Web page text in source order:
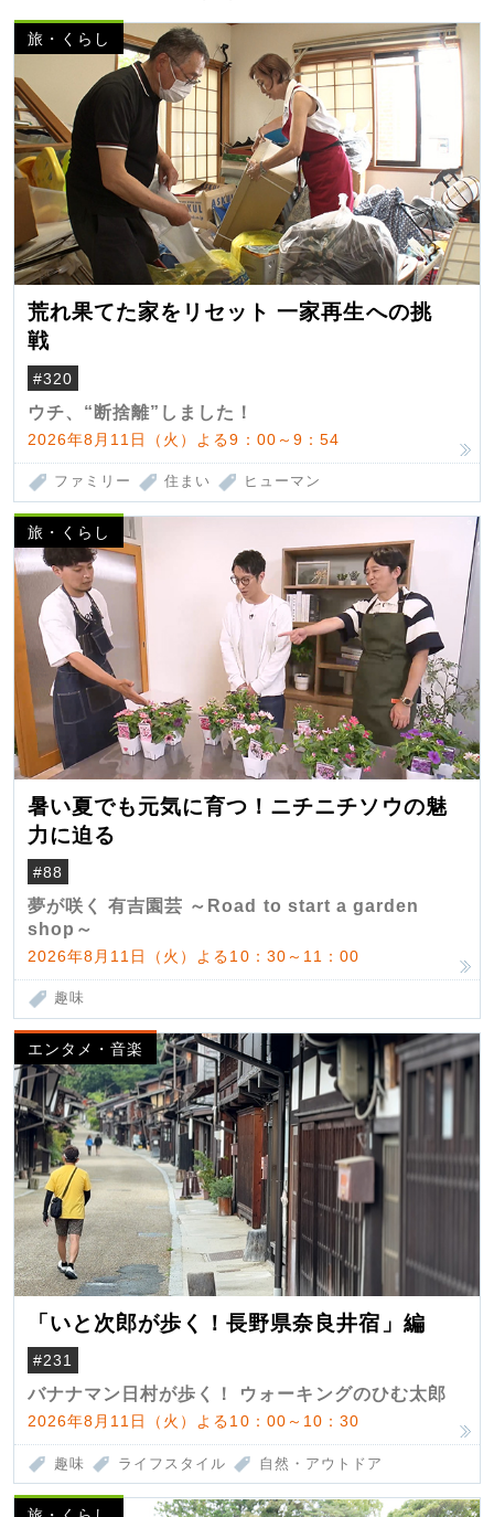
旅・くらし
荒れ果てた家をリセット 一家再生への挑
戦
#320
ウチ、“断捨離”しました！
2026年8月11日（火）よる9：00～9：54
ファミリー 住まい ヒューマン
旅・くらし
暑い夏でも元気に育つ！ニチニチソウの魅
力に迫る
#88
夢が咲く 有吉園芸 ～Road to start a garden
shop～
2026年8月11日（火）よる10：30～11：00
趣味
エンタメ・音楽
「いと次郎が歩く！長野県奈良井宿」編
#231
バナナマン日村が歩く！ ウォーキングのひむ太郎
2026年8月11日（火）よる10：00～10：30
趣味 ライフスタイル 自然・アウトドア